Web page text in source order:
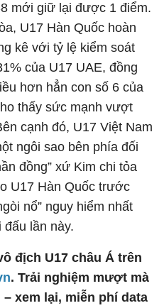
mới giữ lại được 1 điểm.
U17 Hàn Quốc hoàn
kê với tỷ lệ kiểm soát
của U17 UAE, đồng
hơn hẳn con số 6 của
thấy sức mạnh vượt
cạnh đó, U17 Việt Nam
ngôi sao bên phía đối
đồng” xứ Kim chi tỏa
U17 Hàn Quốc trước
nổ” nguy hiểm nhất
lần này.
địch U17 châu Á trên
. Trải nghiệm mượt mà
xem lại, miễn phí data